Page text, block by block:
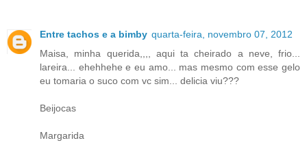
Entre tachos e a bimby quarta-feira, novembro 07, 2012
Maisa, minha querida,,,, aqui ta cheirado a neve, frio...
lareira... ehehhehe e eu amo... mas mesmo com esse gelo
eu tomaria o suco com vc sim... delicia viu???
Beijocas
Margarida